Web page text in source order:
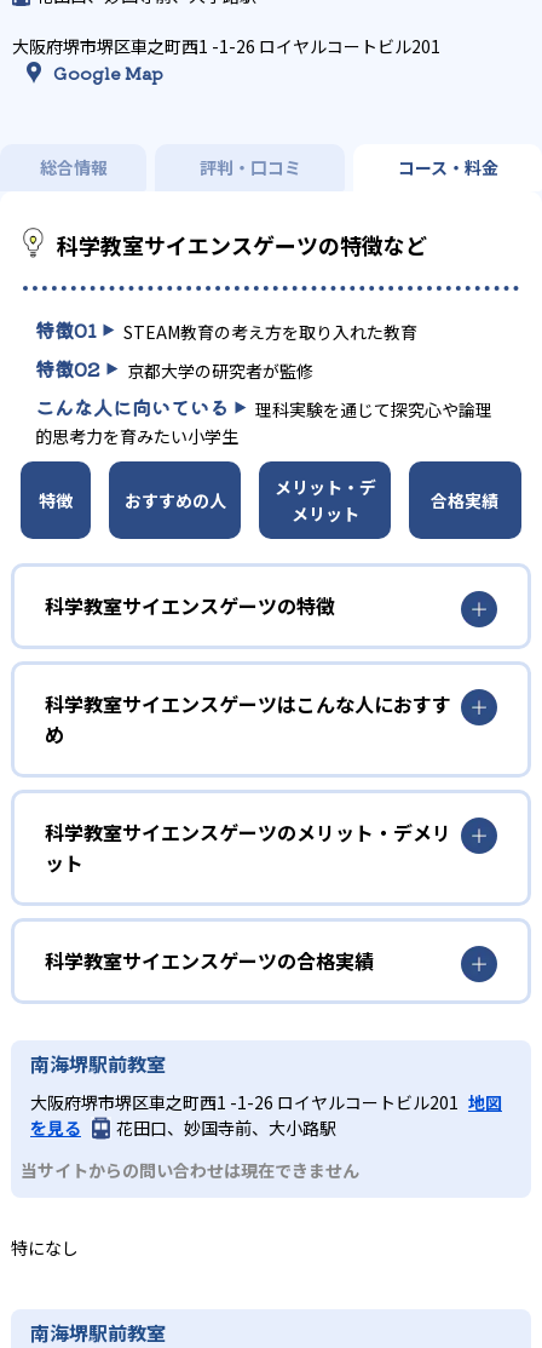
大阪府堺市堺区車之町西1 -1-26 ロイヤルコートビル201
Google Map
総合情報 評判・口コミ コース・料金
科学教室サイエンスゲーツの特徴など
特徴01 STEAM教育の考え方を取り入れた教育
特徴02 京都大学の研究者が監修
こんな人に向いている
理科実験を通じて探究心や論理
的思考力を育みたい小学生
特徴 おすすめの人
メリット・デ
メリット
合格実績
科学教室サイエンスゲーツの特徴
1
STEAM教育による横断的学び
サイエンスゲーツでは「科学、技術、工学、教養・創造
性、数学」を統合したSTEAM教育の考え方を採用。理数系
の知識をベースに、教科の枠を超えた横断的な学習を実践
することで、応用力や問題解決力を育成する学習設計にな
っている。
授業は講義形式ではなく、身近な科学現象をテーマにした
実験で構成される。子ども自らが仮説を立て、実験で検証
し、その結果を考察するサイクルを繰り返すことで、論理
的思考力や探究心、集中力を高めていく。
3 樋口雅一先生監修カリキュラム
教材・実験テーマは京都大学iCeMS特定助教の樋口雅一先
生が監修。研究者ならではの視点で最新技術や発展的な内
容を反映し、学術的な深さと楽しさを両立させている。
科学教室サイエンスゲーツはこんな人におすす
め
初級
驚き、楽しみながら科学の基礎を学びたい子ども
初級コースは5歳から小学校3年生からの入学となる。キャ
ラクターを用いた独自の映像教材で科学への興味を誘うと
ころからスタートし、仮説→実験→結果→考察→振り返り
のステップで進める。結果のまとめはわかりやすい選択式
の問題となっている。
実験の結果から考察する力を高めたい子ども
中級コースは初級コースの受講を終了した人を対象とした
コース。進め方は初級コースと基本的に同じで、仮設、実
選択式の問題だけでなく、穴埋め式の問題にも取り組んで
上級コースは中級コースの受講を終了した人を対象とした
科学教室サイエンスゲーツのメリット・デメリ
ット
どんなメリットがある?
サイエンスゲーツのメリットは、実験を通じて主体的に学
ぶことで探究心や論理的思考力、集中力を自然に養える点
にある。STEAM教育に基づく横断的カリキュラムにより、
知識同士の連携や応用力が高まり、将来的な問題解決力の
基盤づくりにもつながる。京都大学の研究者の監修で、学
術的な深さと質の高い学びを提供し、子どもの科学への興
味を深めていく。
どんなデメリットがある?
実験を中心としているため、実験に必要な白衣や安全メガ
は別に、実験の材料費（テキスト代含む）も必要であり、
心に展開されており、通学できる範囲に教室がないケース
もある点には注意が必要だ。
科学教室サイエンスゲーツの合格実績
科学教室サイエンスゲーツは合格実績を公式サイトで公開
南海堺駅前教室
大阪府堺市堺区車之町西1 -1-26 ロイヤルコートビル201 地図
を見る
花田口、妙国寺前、大小路駅
当サイトからの問い合わせは現在できません
特になし
南海堺駅前教室